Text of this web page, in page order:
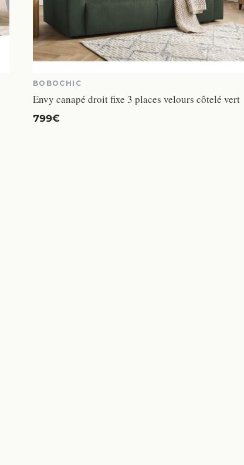
BOBOCHIC
Envy canapé droit fixe 3 places velours côtelé vert
799€